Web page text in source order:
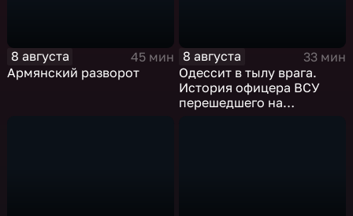
8 августа
45 мин
Армянский разворот
8 августа
33 мин
Одессит в тылу врага.
История офицера ВСУ
перешедшего на